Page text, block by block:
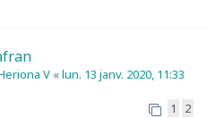
V «lun. 13 janv. 2020, 11:33
1 2